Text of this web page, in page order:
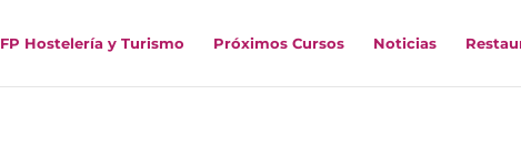
FP Hostelería y Turismo Próximos Cursos Noticias